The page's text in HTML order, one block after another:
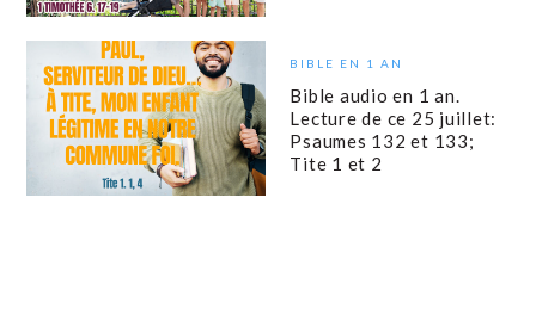
BIBLE EN 1 AN
Bible audio en 1 an.
Lecture de ce 25 juillet:
Psaumes 132 et 133;
Tite 1 et 2